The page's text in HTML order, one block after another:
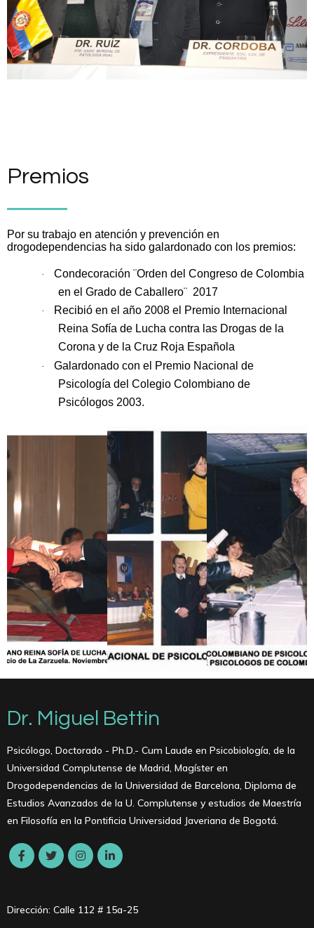
Premios
Por su trabajo en atención y prevención en
drogodependencias ha sido galardonado con los premios:
·
Condecoración ¨Orden del Congreso de Colombia
en el Grado de Caballero¨ 2017
·
Recibió en el año 2008 el Premio Internacional
Reina Sofía de Lucha contra las Drogas de la
Corona y de la Cruz Roja Española
·
Galardonado con el Premio Nacional de
Psicología del Colegio Colombiano de
Psicólogos 2003.
Dr. Miguel Bettin
Psicólogo, Doctorado - Ph.D.- Cum Laude en Psicobiología, de la
Universidad Complutense de Madrid, Magíster en
Drogodependencias de la Universidad de Barcelona, ​​Diploma de
Estudios Avanzados de la U. Complutense y estudios de Maestría
en Filosofía en la Pontificia Universidad Javeriana de Bogotá.
Dirección: Calle 112 # 15a-25